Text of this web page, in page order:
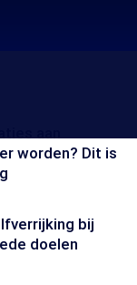
worden? Dit is
bij
doelen